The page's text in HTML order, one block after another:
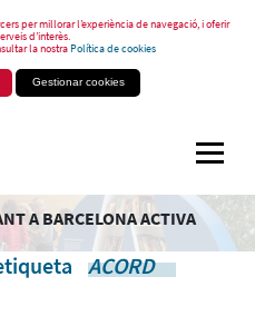
per millorar l’experiència de navegació, i oferir
d’interès.
la nostraPolítica de cookies
Gestionar cookies
A BARCELONA ACTIVA
ACORD .